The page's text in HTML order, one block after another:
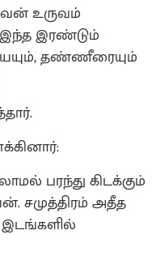
உருவம்
இரண்டும்
தண்ணீரையும்
பரந்து கிடக்கும்
சமுத்திரம் அதீத
இடங்களில்